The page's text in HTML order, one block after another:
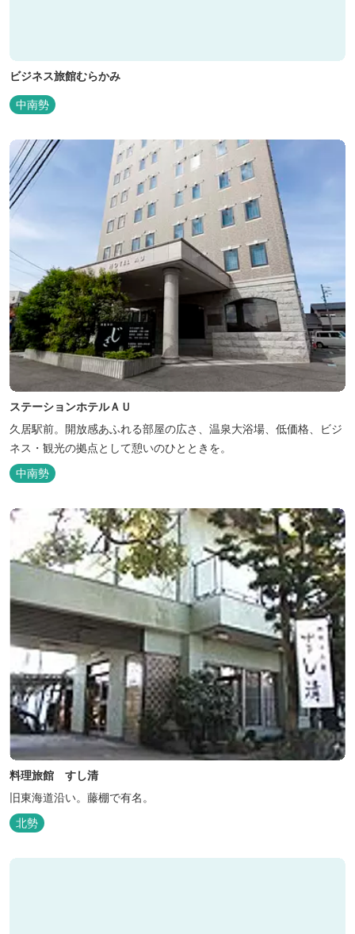
ビジネス旅館むらかみ
中南勢
ステーションホテルＡＵ
久居駅前。開放感あふれる部屋の広さ、温泉大浴場、低価格、ビジ
ネス・観光の拠点として憩いのひとときを。
中南勢
料理旅館 すし清
旧東海道沿い。藤棚で有名。
北勢